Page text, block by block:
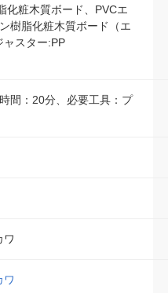
化粧木質ボード、PVCエ
樹脂化粧木質ボード（エ
ャスター:PP
間：20分、必要工具：プ
ワ
ワ